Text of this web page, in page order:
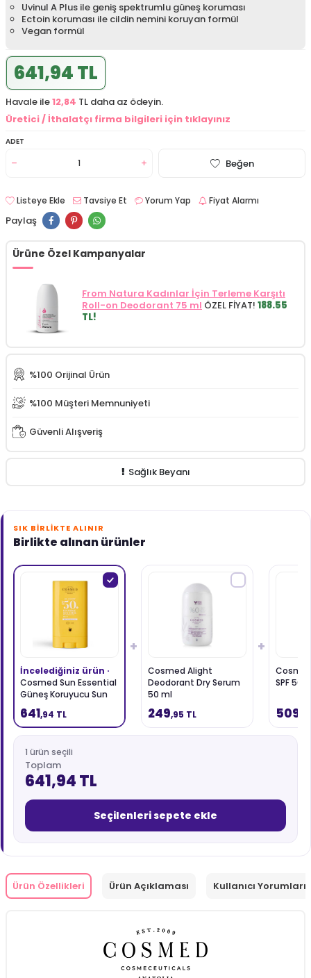
Uvinul A Plus ile geniş spektrumlu güneş koruması
Ectoin koruması ile cildin nemini koruyan formül
Vegan formül
641,94 TL
Havale ile12,84 TL daha az ödeyin.
Üretici / İthalatçı firma bilgileri için tıklayınız
ADET
Beğen
Listeye Ekle Tavsiye Et Yorum Yap Fiyat Alarmı
Paylaş
Ürüne Özel Kampanyalar
From Natura Kadınlar İçin Terleme Karşıtı
Roll-on Deodorant 75 ml ÖZEL FİYAT! 188.55
TL!
%100 Orijinal Ürün
%100 Müşteri Memnuniyeti
Güvenli Alışveriş
Sağlık Beyanı
SIK BIRLIKTE ALINIR
Birlikte alınan ürünler
İncelediğiniz ürün ·
Cosmed Sun Essential
Güneş Koruyucu Sun
Stick SPF50+ 20 gr
641,94 TL
+
Cosmed Alight
Deodorant Dry Serum
50 ml
249,95 TL
+
SPF
509
1 ürün seçili
Toplam
641,94 TL
Seçilenleri sepete ekle
Ürün Özellikleri Ürün Açıklaması Kullanıcı Yorumları